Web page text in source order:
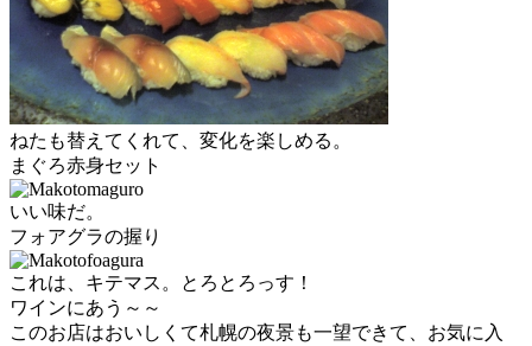
ねたも替えてくれて、変化を楽しめる。
まぐろ赤身セット
いい味だ。
フォアグラの握り
これは、キテマス。とろとろっす！
ワインにあう～～
このお店はおいしくて札幌の夜景も一望できて、お気に入